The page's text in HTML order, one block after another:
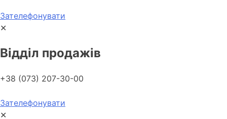
Зателефонувати
✕
Відділ продажів
+38 (073) 207-30-00
Зателефонувати
✕